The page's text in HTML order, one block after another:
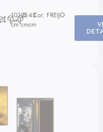
101,5
cm
95
cm
43
cm
Cor: FREIJO